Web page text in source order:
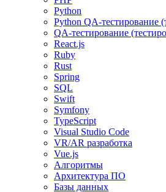
Python
Python QA-тестирование
QA-тестирование
React.js
Ruby
Rust
Spring
SQL
Swift
Symfony
TypeScript
Visual Studio Code
VR/AR разработка
Vue.js
Алгоритмы
Архитектура ПО
Базы данных